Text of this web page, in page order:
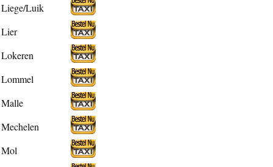
Liege/Luik
Lier
Lokeren
Lommel
Malle
Mechelen
Mol